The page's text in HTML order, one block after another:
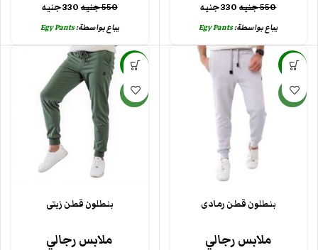
550جنيه 330جنيه
يباع بواسطة:Egy Pants
550جنيه330جنيه
يباع بواسطة:Egy Pants
-40%
جديد
بنطلون قطن رمادى
ملابس رجالي
-40%
جديد
بنطلون قطن زيتى
ملابس رجالي